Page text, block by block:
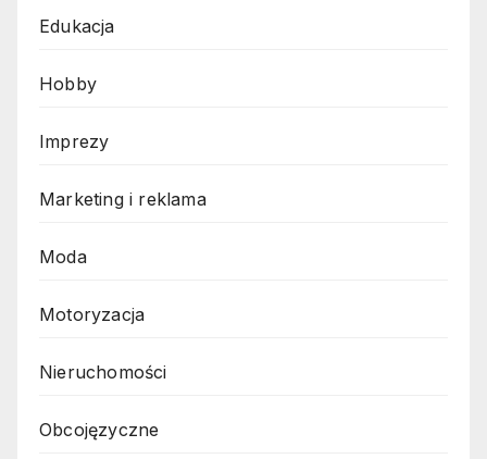
Edukacja
Hobby
Imprezy
Marketing i reklama
Moda
Motoryzacja
Nieruchomości
Obcojęzyczne